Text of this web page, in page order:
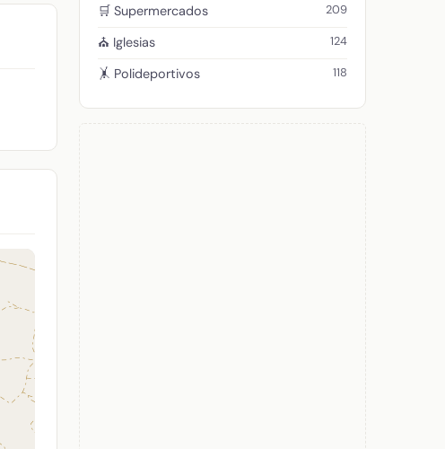
🛒 Supermercados 209
⛪ Iglesias 124
🤸 Polideportivos 118